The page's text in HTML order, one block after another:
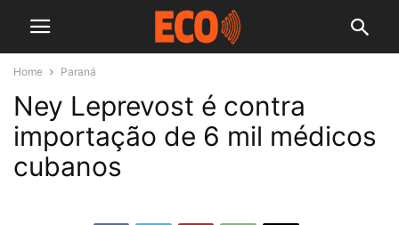
Home Paraná
Ney Leprevost é contra
importação de 6 mil médicos
cubanos